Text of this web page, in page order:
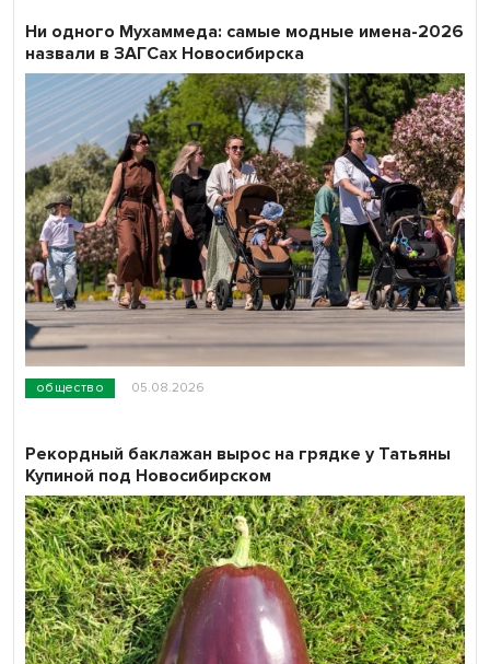
общество 05.08.2026
Ни одного Мухаммеда: самые модные имена-2026
назвали в ЗАГСах Новосибирска
Рекордный баклажан вырос на грядке у Татьяны
Купиной под Новосибирском